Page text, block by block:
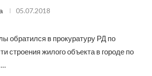
05.07.2018
обратился в прокуратуру РД по
строения жилого объекта в городе по